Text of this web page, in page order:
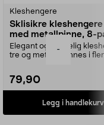
-
Kleshengere
Sklisikre
med metallpinne, 8-
Elegant og skikkelig
tre og metall – finnes i
79,90
Legg i handlekurv